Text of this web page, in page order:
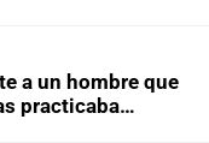
de administrar una
45 millones de
a un hombre que
practicaba